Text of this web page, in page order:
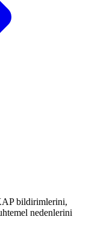
bildirimlerini,
nedenlerini